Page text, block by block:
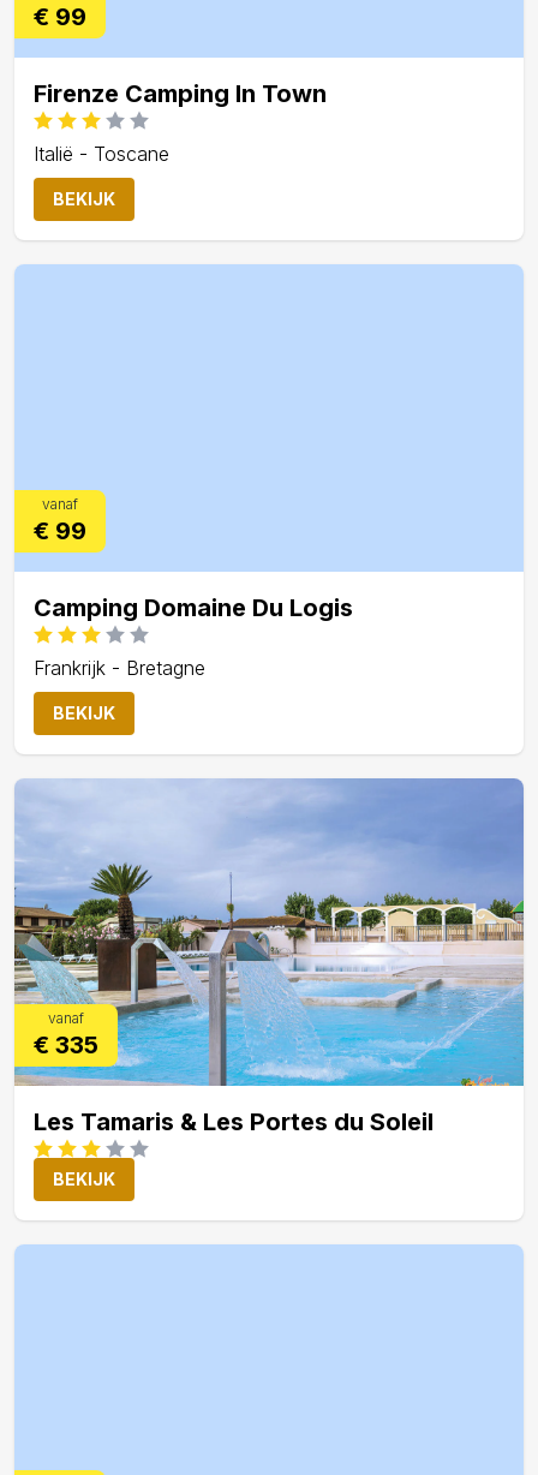
€ 99
Firenze Camping In Town
Italië - Toscane
BEKIJK
vanaf
€ 99
Camping Domaine Du Logis
Frankrijk - Bretagne
BEKIJK
vanaf
€ 335
Les Tamaris & Les Portes du Soleil
BEKIJK